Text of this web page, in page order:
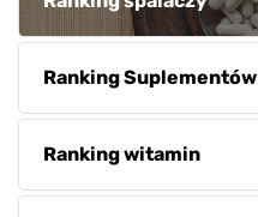
Ranking Suplementów
Ranking witamin